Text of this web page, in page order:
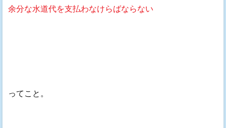
余分な水道代を支払わなけらばならない
ってこと。